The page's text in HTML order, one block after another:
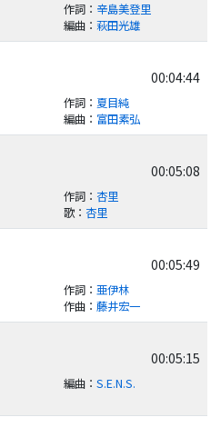
作詞： 辛島美登里
編曲： 萩田光雄
00:04:44
作詞： 夏目純
編曲： 富田素弘
00:05:08
作詞： 杏里
歌： 杏里
00:05:49
作詞： 亜伊林
作曲： 藤井宏一
00:05:15
編曲： S.E.N.S.